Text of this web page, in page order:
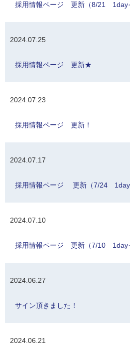
採用情報ページ 更新（8/21 1day
2024.07.25
採用情報ページ 更新★
2024.07.23
採用情報ページ 更新！
2024.07.17
採用情報ページ 更新（7/24 1day
2024.07.10
採用情報ページ 更新（7/10 1day
2024.06.27
サイン頂きました！
2024.06.21